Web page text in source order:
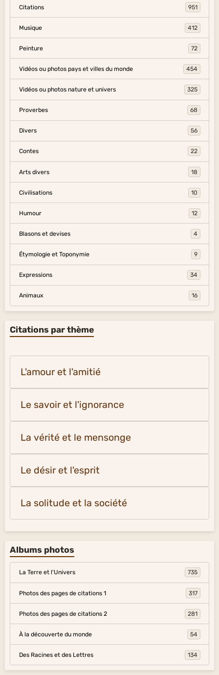
Citations 951
Musique 412
Peinture 72
Vidéos ou photos pays et villes du monde 454
Vidéos ou photos nature et univers 325
Proverbes 68
Divers 56
Contes 22
Arts divers 18
Civilisations 10
Humour 12
Blasons et devises 4
Étymologie et Toponymie 9
Expressions 34
Animaux 16
Citations par thème
L'amour et l'amitié
Le savoir et l'ignorance
La vérité et le mensonge
Le désir et l'esprit
La solitude et la société
Albums photos
La Terre et l'Univers 735
Photos des pages de citations 1 317
Photos des pages de citations 2 281
À la découverte du monde 54
Des Racines et des Lettres 134